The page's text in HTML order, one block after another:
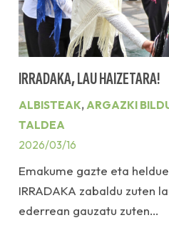
IRRADAKA, LAU HAIZETARA!
ALBISTEAK,ARGAZKI
TALDEA
2026/03/16
Emakume gazte eta
IRRADAKA zabaldu zuten
ederrean gauzatu zuten…